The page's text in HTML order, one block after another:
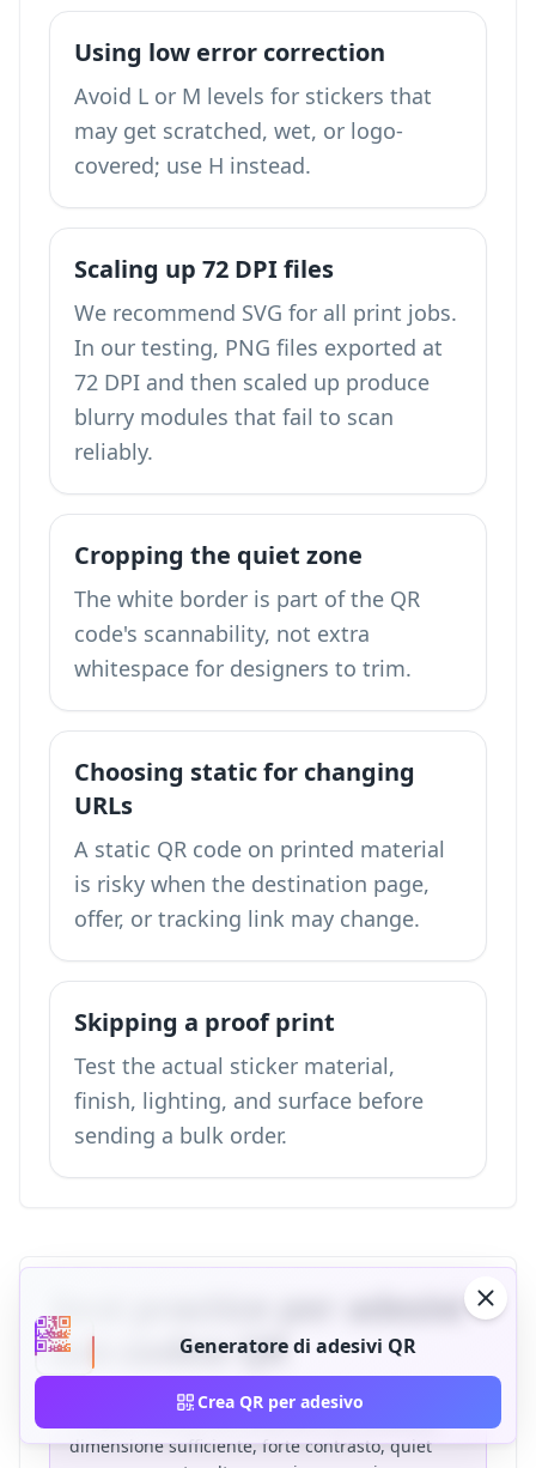
Using low error correction
Avoid L or M levels for stickers that
may get scratched, wet, or logo-
covered; use H instead.
Scaling up 72 DPI files
We recommend SVG for all print jobs.
In our testing, PNG files exported at
72 DPI and then scaled up produce
blurry modules that fail to scan
reliably.
Cropping the quiet zone
The white border is part of the QR
code's scannability, not extra
whitespace for designers to trim.
Choosing static for changing
URLs
A static QR code on printed material
is risky when the destination page,
offer, or tracking link may change.
Skipping a proof print
Test the actual sticker material,
finish, lighting, and surface before
sending a bulk order.
Best practice per adesivi
con codice QR
I migliori adesivi QR combinano QR dinamico,
dimensione sufficiente, forte contrasto, quiet
Generatore di adesivi QR
Crea QR per adesivo